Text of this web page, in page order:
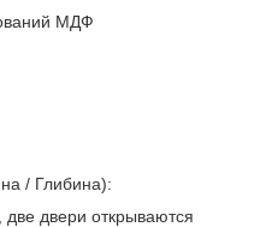
МДФ
/ Глибина):
двери открываются